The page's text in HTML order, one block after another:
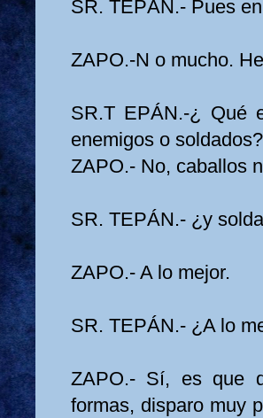
SR. TEPÁN.- Pues
ZAPO.-N o mucho.
SR.T EPÁN.-¿ Qué
enemigos o soldados?
ZAPO.- No, caballos
SR. TEPÁN.- ¿y
ZAPO.- A lo mejor.
SR. TEPÁN.- ¿A lo
ZAPO.- Sí, es que
formas, disparo muy